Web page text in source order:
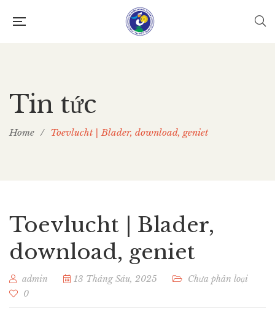
Tin tức
Home / Toevlucht | Blader, download, geniet
Toevlucht | Blader,
download, geniet
admin 13 Tháng Sáu, 2025
Chưa phân loại
0